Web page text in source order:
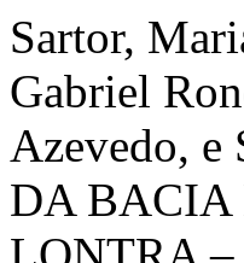
Sartor,
Gabriel
Azevedo,
DA BACIA